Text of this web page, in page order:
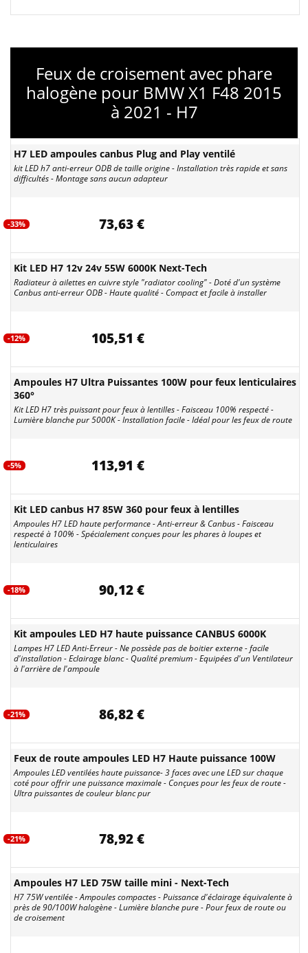
Feux de croisement avec phare
halogène pour BMW X1 F48 2015
à 2021 - H7
H7 LED ampoules canbus Plug and Play ventilé
kit LED h7 anti-erreur ODB de taille origine - Installation très rapide et sans
difficultés - Montage sans aucun adapteur
-33% 73,63 €
Kit LED H7 12v 24v 55W 6000K Next-Tech
Radiateur à ailettes en cuivre style "radiator cooling" - Doté d'un système
Canbus anti-erreur ODB - Haute qualité - Compact et facile à installer
-12% 105,51 €
Ampoules H7 Ultra Puissantes 100W pour feux lenticulaires
360°
Kit LED H7 très puissant pour feux à lentilles - Faisceau 100% respecté -
Lumière blanche pur 5000K - Installation facile - Idéal pour les feux de route
-5% 113,91 €
Kit LED canbus H7 85W 360 pour feux à lentilles
Ampoules H7 LED haute performance - Anti-erreur & Canbus - Faisceau
respecté à 100% - Spécialement conçues pour les phares à loupes et
lenticulaires
-18% 90,12 €
Kit ampoules LED H7 haute puissance CANBUS 6000K
Lampes H7 LED Anti-Erreur - Ne possède pas de boitier externe - facile
d'installation - Eclairage blanc - Qualité premium - Equipées d'un Ventilateur
à l'arrière de l'ampoule
-21% 86,82 €
Feux de route ampoules LED H7 Haute puissance 100W
Ampoules LED ventilées haute puissance- 3 faces avec une LED sur chaque
coté pour offrir une puissance maximale - Conçues pour les feux de route -
Ultra puissantes de couleur blanc pur
-21% 78,92 €
Ampoules H7 LED 75W taille mini - Next-Tech
H7 75W ventilée - Ampoules compactes - Puissance d'éclairage équivalente à
près de 90/100W halogène - Lumière blanche pure - Pour feux de route ou
de croisement